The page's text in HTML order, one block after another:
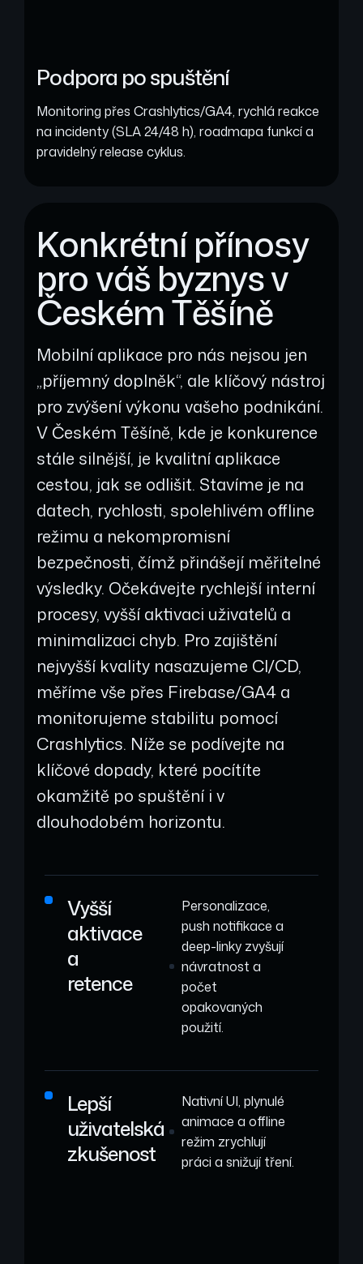
Podpora po spuštění
Monitoring přes Crashlytics/GA4, rychlá reakce
na incidenty (SLA 24/48 h), roadmapa funkcí a
pravidelný release cyklus.
Konkrétní přínosy
pro váš byznys v
Českém Těšíně
Mobilní aplikace pro nás nejsou jen
„příjemný doplněk“, ale klíčový nástroj
pro zvýšení výkonu vašeho podnikání.
V Českém Těšíně, kde je konkurence
stále silnější, je kvalitní aplikace
cestou, jak se odlišit. Stavíme je na
datech, rychlosti, spolehlivém offline
režimu a nekompromisní
bezpečnosti, čímž přinášejí měřitelné
výsledky. Očekávejte rychlejší interní
procesy, vyšší aktivaci uživatelů a
minimalizaci chyb. Pro zajištění
nejvyšší kvality nasazujeme CI/CD,
měříme vše přes Firebase/GA4 a
monitorujeme stabilitu pomocí
Crashlytics. Níže se podívejte na
klíčové dopady, které pocítíte
okamžitě po spuštění i v
dlouhodobém horizontu.
Vyšší
aktivace
a
retence
Personalizace,
push notifikace a
deep-linky zvyšují
návratnost a
počet
opakovaných
použití.
Lepší
uživatelská
zkušenost
Nativní UI, plynulé
animace a offline
režim zrychlují
práci a snižují tření.